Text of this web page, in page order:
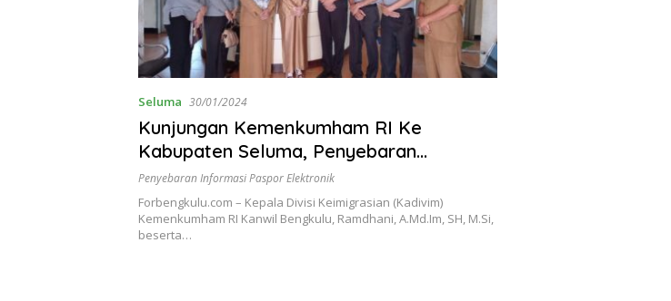
Seluma 30/01/2024
Kunjungan Kemenkumham RI Ke
Kabupaten Seluma, Penyebaran
Informasi Paspor Elektronik
Penyebaran Informasi Paspor Elektronik
Forbengkulu.com – Kepala Divisi Keimigrasian (Kadivim)
Kemenkumham RI Kanwil Bengkulu, Ramdhani, A.Md.Im, SH, M.Si,
beserta…